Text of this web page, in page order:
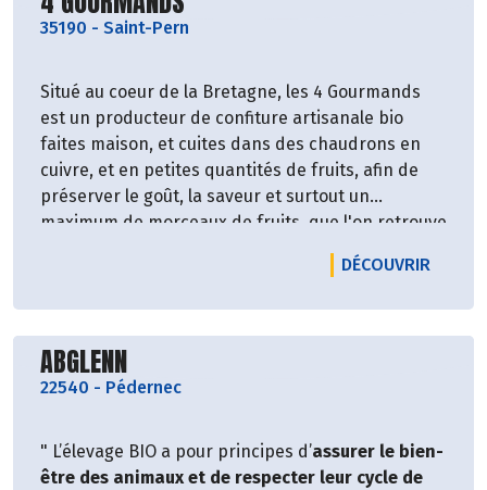
35190 - Saint-Pern
Situé au coeur de la Bretagne, les 4 Gourmands
est un producteur de confiture artisanale bio
faites maison, et cuites dans des chaudrons en
cuivre, et en petites quantités de fruits, afin de
préserver le goût, la saveur et surtout un
maximum de morceaux de fruits, que l'on retrouve
fruits bio on retrouve dans chaque bouchées,
DÉCOUVRIR
Découvrir le producteur
ABGLENN
22540 - Pédernec
" L’élevage BIO a pour principes d’assurer le bien-
être des animaux et de respecter leur cycle de